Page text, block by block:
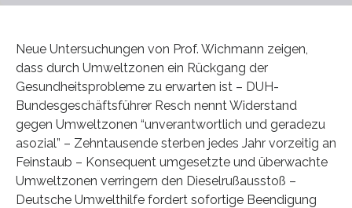
Neue Untersuchungen von Prof. Wichmann zeigen,
dass durch Umweltzonen ein Rückgang der
Gesundheitsprobleme zu erwarten ist – DUH-
Bundesgeschäftsführer Resch nennt Widerstand
gegen Umweltzonen “unverantwortlich und geradezu
asozial” – Zehntausende sterben jedes Jahr vorzeitig an
Feinstaub – Konsequent umgesetzte und überwachte
Umweltzonen verringern den Dieselrußausstoß –
Deutsche Umwelthilfe fordert sofortige Beendigung